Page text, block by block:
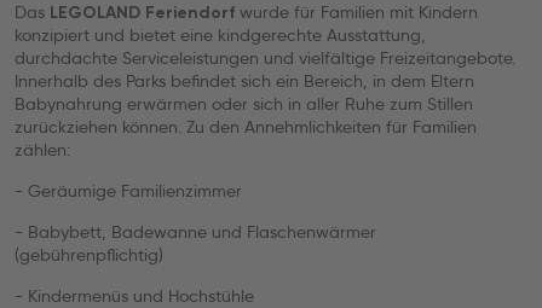
Das LEGOLAND Feriendorf wurde für Familien mit Kindern
konzipiert und bietet eine kindgerechte Ausstattung,
durchdachte Serviceleistungen und vielfältige Freizeitangebote.
Innerhalb des Parks befindet sich ein Bereich, in dem Eltern
Babynahrung erwärmen oder sich in aller Ruhe zum Stillen
zurückziehen können. Zu den Annehmlichkeiten für Familien
zählen:
- Geräumige Familienzimmer
- Babybett, Badewanne und Flaschenwärmer
(gebührenpflichtig)
- Kindermenüs und Hochstühle